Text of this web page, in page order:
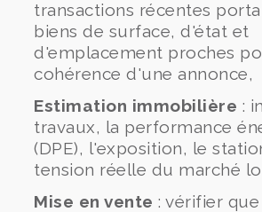
transactions récentes
biens de surface, d'état et
d'emplacement proches
cohérence d'une annonce,
Estimation immobilière :
travaux, la performance
(DPE), l'exposition, le
tension réelle du marché
Mise en vente : vérifier